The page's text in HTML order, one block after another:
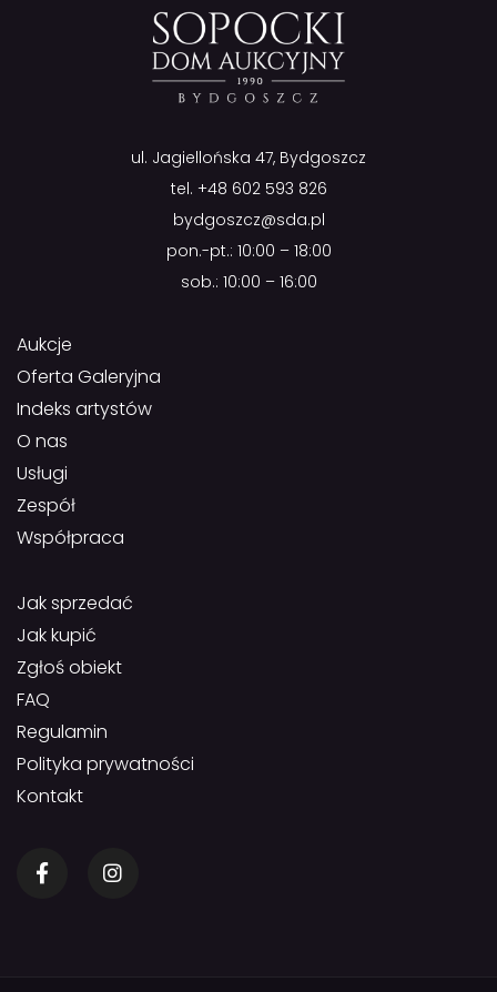
ul. Jagiellońska 47, Bydgoszcz
tel. +48 602 593 826
bydgoszcz@sda.pl
pon.-pt.: 10:00 – 18:00
sob.: 10:00 – 16:00
Aukcje
Oferta Galeryjna
Indeks artystów
O nas
Usługi
Zespół
Współpraca
Jak sprzedać
Jak kupić
Zgłoś obiekt
FAQ
Regulamin
Polityka prywatności
Kontakt